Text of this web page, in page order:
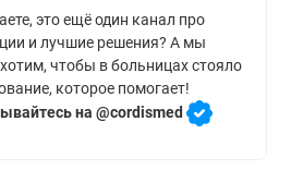
это ещё один канал про
и лучшие решения? А мы
чтобы в больницах стояло
которое помогает!
на @cordismed